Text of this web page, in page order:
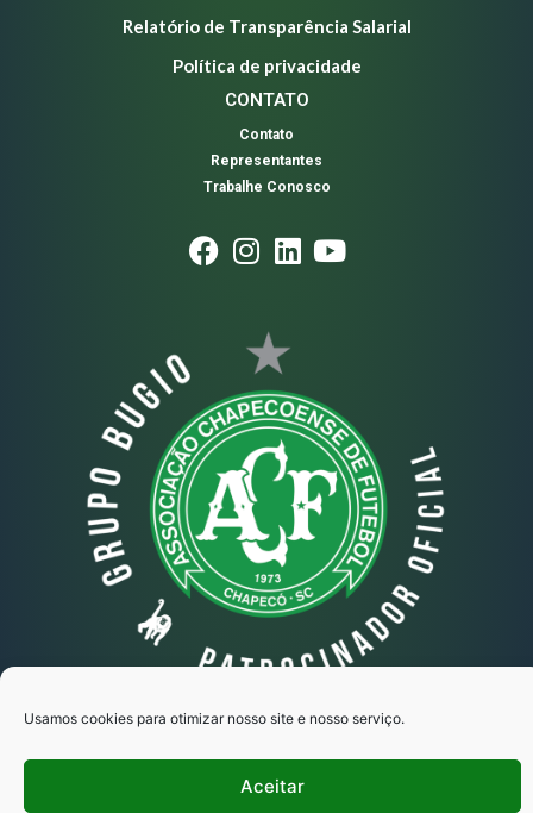
Usamos cookies para otimizar nosso site e nosso serviço.
Aceitar
Relatório de Transparência Salarial
Política de privacidade
CONTATO
Contato
Representantes
Trabalhe Conosco
Copyright 2025 - Desenvolvido por Ipse